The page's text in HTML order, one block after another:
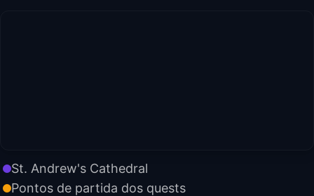
St. Andrew's Cathedral
Pontos de partida dos quests